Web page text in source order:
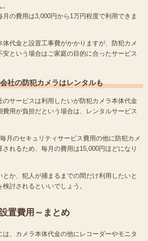
月の費用は3,000円から1万円程度で利用できま
代金と設置工事費がかかりますが、防犯カメ
安という場合はご家庭の目的に合ったサービス
社の防犯カメラはレンタルも
のサービスは利用したいが防犯カメラ本体代金
費用が負担だという場合は、レンタルサービス
月のセキュリティサービス費用の他に防犯カメ
れるため、毎月の費用は15,000円ほどになり
か、犯人が捕まるまでの間だけ利用したいと
討されるといいでしょう。
置費用～まとめ
は、カメラ本体代金の他にレコーダーやモニタ